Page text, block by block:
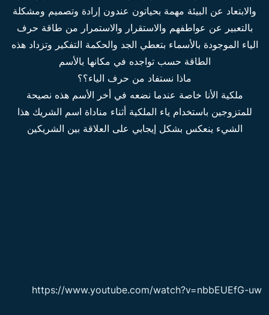
والابتعاد عن البيئة مهمة بحياتون عندون إرادة وتصميم ومشكلة
بالتعبير عن عواطفهم والاستقرار والاستمرار من طاقة حرف
الياء الموجودة بالأسماء بتعطي الجد والحكمة التفكير وتزداد هذه
الطاقة حسب تواجده في مكانها بالأسم
ماذا نستفاد من حرف الياء؟؟
ملكية الأنا خاصة عندما نضعه في أخر الأسم هذه نصيحة
للمتزوجين باستخدام ياء الملكية أثناء مناداة اسم الشريك هذا
الشيء ينعكس بشكل إيجابي على العلاقة بين الشريكين
https://www.youtube.com/watch?v=nbbEUEfG-uw